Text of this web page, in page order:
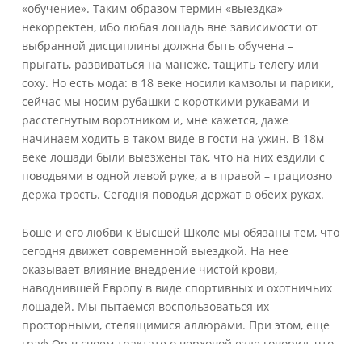
«обучение». Таким образом термин «выездка»
некорректен, ибо любая лошадь вне зависимости от
выбранной дисциплины должна быть обучена –
прыгать, развиваться на манеже, тащить телегу или
соху. Но есть мода: в 18 веке носили камзолы и парики,
сейчас мы носим рубашки с короткими рукавами и
расстегнутым воротником и, мне кажется, даже
начинаем ходить в таком виде в гости на ужин. В 18м
веке лошади были выезжены так, что на них ездили c
поводьями в одной левой руке, а в правой – грациозно
держа трость. Сегодня поводья держат в обеих руках.
Боше и его любви к Высшей Школе мы обязаны тем, что
сегодня движет современной выездкой. На нее
оказывает влияние внедрение чистой крови,
наводнившей Европу в виде спортивных и охотничьих
лошадей. Мы пытаемся воспользоваться их
просторными, стелящимися аллюрами. При этом, еще